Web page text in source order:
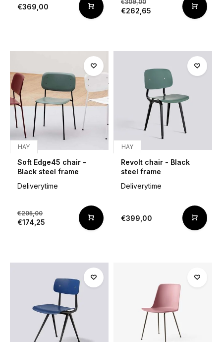
€369,00
€309,00
€262,65
HAY
Soft Edge45 chair -
Black steel frame
Deliverytime
€205,00
€174,25
HAY
Revolt chair - Black
steel frame
Deliverytime
€399,00